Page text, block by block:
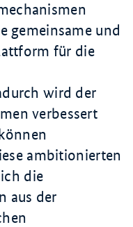
gemeinsame und
für die
wird der
verbessert
ambitionierten
die
aus der